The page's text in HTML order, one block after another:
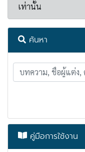
เท่านั้น
ค้นหา
คู่มือการใช้งาน